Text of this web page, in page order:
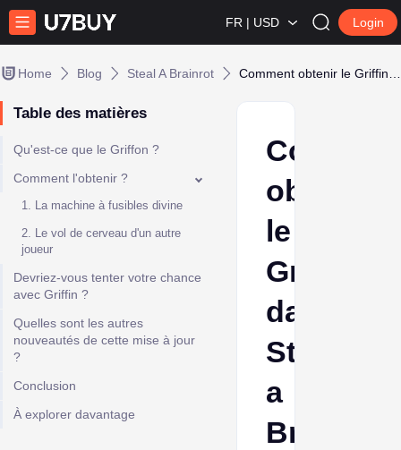
FR | USD Login
Home Blog Steal A Brainrot
Table des matières
Qu'est-ce que le Griffon ?
Comment l'obtenir ?
1. La machine à fusibles divine
2. Le vol de cerveau d'un autre
joueur
Devriez-vous tenter votre chance
avec Griffin ?
Quelles sont les autres
nouveautés de cette mise à jour
?
Conclusion
À explorer davantage
obtenir
le
Griffin
dans
Steal
a
Brainrot